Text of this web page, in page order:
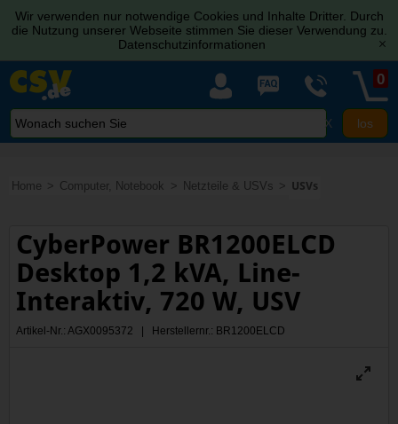
Wir verwenden nur notwendige Cookies und Inhalte Dritter. Durch
die Nutzung unserer Webseite stimmen Sie dieser Verwendung zu.
Datenschutzinformationen
[x]
X
0
Home Computer, Notebook Netzteile & USVs USVs
CyberPower BR1200ELCD
Desktop 1,2 kVA, Line-
Interaktiv, 720 W, USV
Artikel-Nr.: AGX0095372 | Herstellernr.: BR1200ELCD